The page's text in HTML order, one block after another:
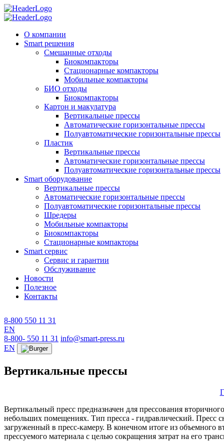
О компании
Smart решения
Смешанные отходы
Биокомпакторы
Стационарные компакторы
Мобильные компакторы
БИО отходы
Биокомпакторы
Картон и макулатура
Вертикальные прессы
Автоматические горизонтальные прессы
Полуавтоматические горизонтальные прессы
Пластик
Вертикальные прессы
Автоматические горизонтальные прессы
Полуавтоматические горизонтальные прессы
Smart оборудование
Вертикальные прессы
Автоматические горизонтальные прессы
Полуавтоматические горизонтальные прессы
Шредеры
Мобильные компакторы
Биокомпакторы
Стационарные компакторы
Smart сервис
Сервис и гарантии
Обслуживание
Новости
Полезное
Контакты
8-800 550 11 31
EN
8-800- 550 11 31 info@smart-press.ru
EN
Вертикальные прессы
Вертикальный пресс предназначен для прессования
небольших помещениях. Тип пресса - гидравлический. Пресс
загруженный в пресс-камеру. В конечном итоге из объемного
прессуемого материала с целью сокращения затрат на его